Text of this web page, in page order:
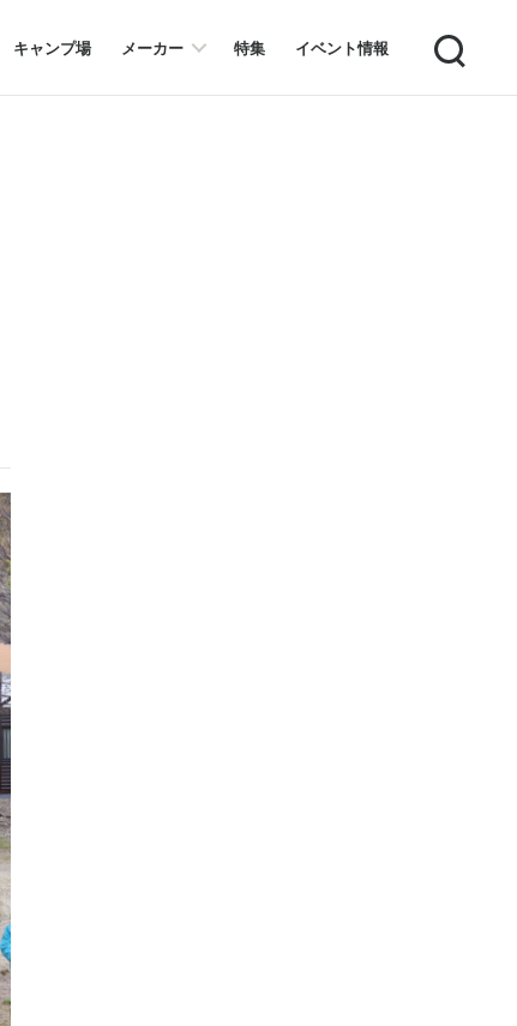
キャンプ場 メーカー 特集 イベント情報 Search